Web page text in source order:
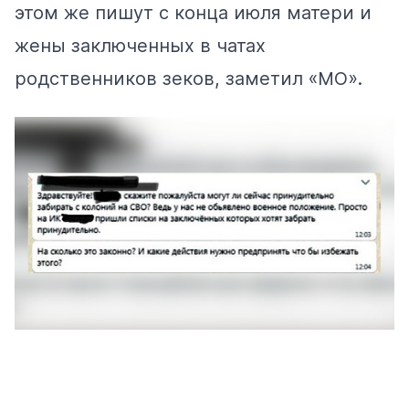
этом же пишут с конца июля матери и
жены заключенных в чатах
родственников зеков, заметил «МО».